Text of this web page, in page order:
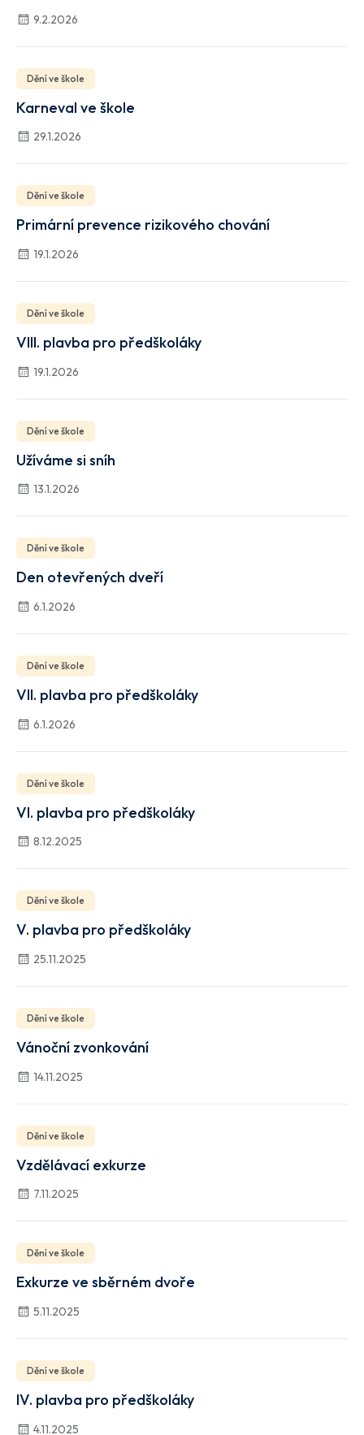
9.2.2026
Dění ve škole
Karneval ve škole
29.1.2026
Dění ve škole
Primární prevence rizikového chování
19.1.2026
Dění ve škole
VIII. plavba pro předškoláky
19.1.2026
Dění ve škole
Užíváme si sníh
13.1.2026
Dění ve škole
Den otevřených dveří
6.1.2026
Dění ve škole
VII. plavba pro předškoláky
6.1.2026
Dění ve škole
VI. plavba pro předškoláky
8.12.2025
Dění ve škole
V. plavba pro předškoláky
25.11.2025
Dění ve škole
Vánoční zvonkování
14.11.2025
Dění ve škole
Vzdělávací exkurze
7.11.2025
Dění ve škole
Exkurze ve sběrném dvoře
5.11.2025
Dění ve škole
IV. plavba pro předškoláky
4.11.2025